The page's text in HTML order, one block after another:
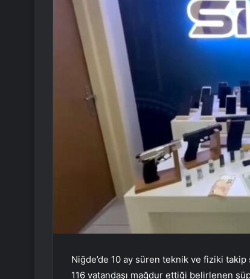
Niğde’de 10 ay süren teknik ve fiziki
116 vatandaşı mağdur ettiği belirlenen